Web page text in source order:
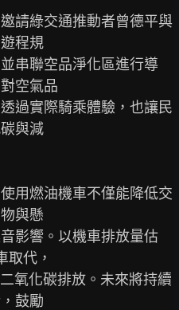
請綠交通推動者曾德平與
程規
串聯空品淨化區進行導
空氣品
過實際騎乘體驗，也讓民
與減
用燃油機車不僅能降低交
與懸
影響。以機車排放量估
取代，
氧化碳排放。未來將持續
鼓勵